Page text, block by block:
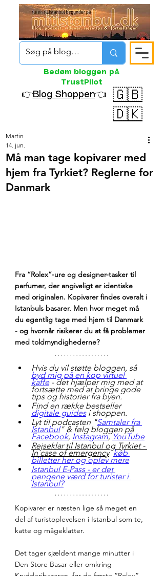
Bedøm bloggen på
TrustPilot
👉Blog Shoppen👈
🇬🇧
🇩🇰
Må man tage kopivarer med
hjem fra Tyrkiet? Reglerne for
Danmark
Martin
14. jun.
Fra “Rolex”-ure og designer-tasker til
parfumer, der angiveligt er identiske
med originalen. Kopivarer findes overalt i
Istanbuls basarer. Men hvor meget må
du egentlig tage med hjem til Danmark
- og hvornår risikerer du at få problemer
med toldmyndighederne?
Hvis du vil støtte bloggen, så
byd mig på en kop virtuel
kaffe - det hjælper mig med at
fortsætte med at bringe gode
tips og historier fra byen.
Find en række bestseller
digitale guides i shoppen.
Lyt til podcasten "Samtaler fra
Istanbul" & følg bloggen på
Facebook, Instagram, YouTube
Rejseklar til Istanbul og Tyrkiet -
In case of emergency køb
billetter her og oplev mere
Istanbul E-Pass - er det
pengene værd for turister i
Istanbul?
Kopivarer er næsten lige så meget en
del af turistoplevelsen i Istanbul som te,
katte og mågeklatter.
Det tager sjældent mange minutter i
Den Store Basar eller omkring